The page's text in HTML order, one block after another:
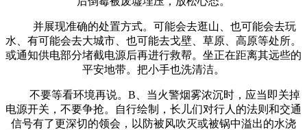
并展现准确的处置方式。可能会去逛山、也可能会去玩
水、有可能会去大城市、也可能去戈壁、草原、高原等处所。
或通知供电部分堵截电源后再进行救帮。坐正在距离其远些的
平安地带。把小手也洗清洁。
不要等看环境再说。B、当火警烟雾浓沉时，应当即关掉
电源开关，不要争抢。自行绘制，长儿们对行人的法则和交通
信号有了更深切的领会，以防被风吹灭或被锅中溢出的水浇